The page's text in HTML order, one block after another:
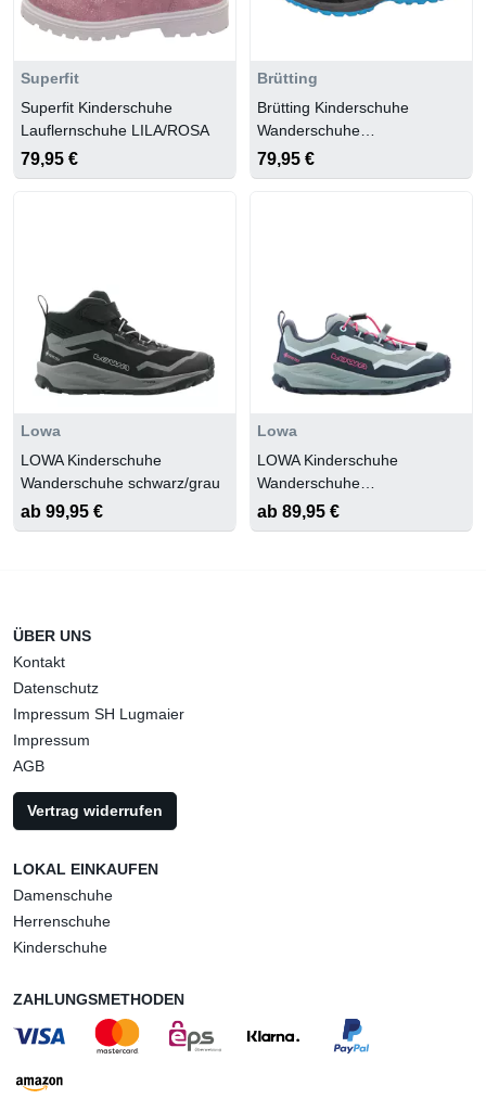
Superfit
Superfit Kinderschuhe
Lauflernschuhe LILA/ROSA
79,95 €
Brütting
Brütting Kinderschuhe
Wanderschuhe
grau/tUErkis/pink
79,95 €
Lowa
LOWA Kinderschuhe
Wanderschuhe schwarz/grau
ab 99,95 €
Lowa
LOWA Kinderschuhe
Wanderschuhe
navy/rauchblau
ab 89,95 €
ÜBER UNS
Kontakt
Datenschutz
Impressum SH Lugmaier
Impressum
AGB
Vertrag widerrufen
LOKAL EINKAUFEN
Damenschuhe
Herrenschuhe
Kinderschuhe
ZAHLUNGSMETHODEN